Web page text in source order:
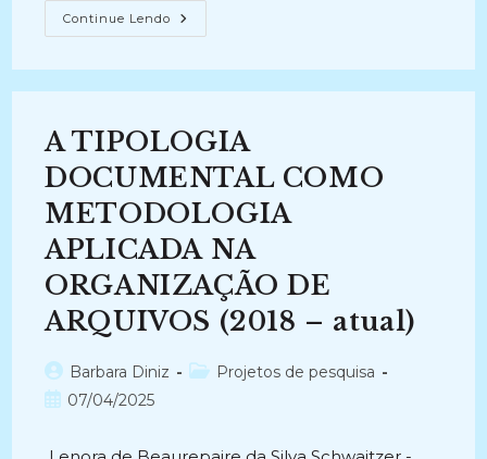
Continue Lendo UM
MODELO
SEMI-
ATAS
DEPARTAMENTAIS
(2011-
2013)
A TIPOLOGIA
DOCUMENTAL COMO
METODOLOGIA
APLICADA NA
ORGANIZAÇÃO DE
ARQUIVOS (2018 – atual)
Autor
do
Barbara Diniz
Categoria
Projetos de pesquisa
Post07/04/2025